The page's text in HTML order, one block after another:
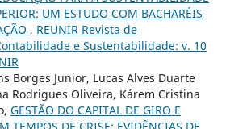
UM ESTUDO COM BACHARÉIS
, REUNIR Revista de
e Sustentabilidade: v. 10
Borges Junior, Lucas Alves Duarte
Rodrigues Oliveira, Kárem Cristina
GESTÃO DO CAPITAL DE GIRO E